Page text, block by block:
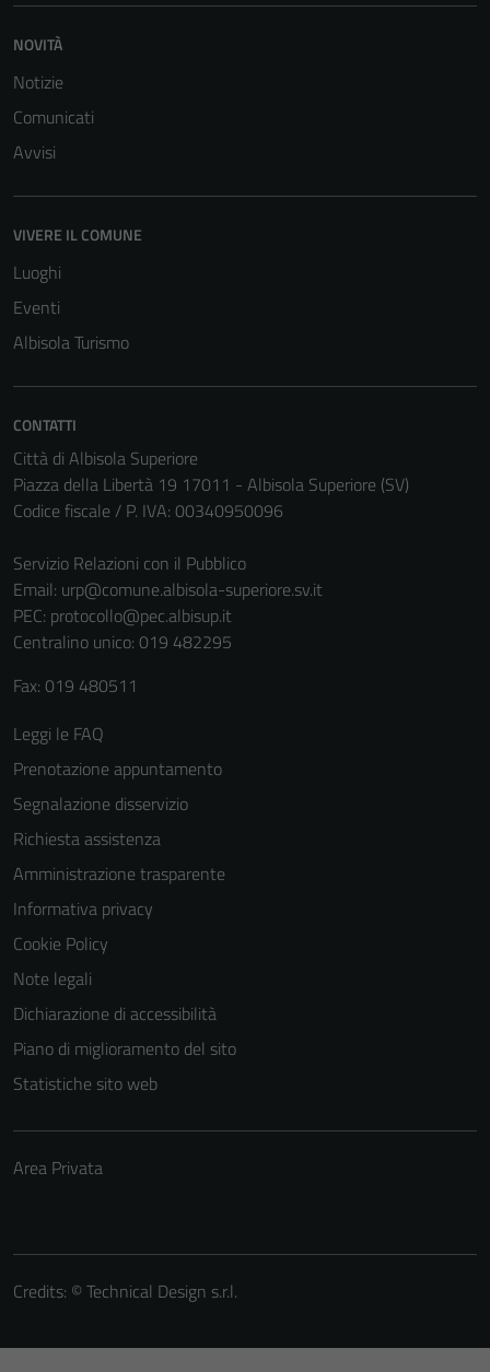
NOVITÀ
Notizie
Comunicati
Avvisi
VIVERE IL COMUNE
Luoghi
Eventi
Albisola Turismo
CONTATTI
Città di Albisola Superiore
Piazza della Libertà 19 17011 - Albisola Superiore (SV)
Codice fiscale / P. IVA: 00340950096
Servizio Relazioni con il Pubblico
Email: urp@comune.albisola-superiore.sv.it
PEC: protocollo@pec.albisup.it
Centralino unico: 019 482295
Fax: 019 480511
Leggi le FAQ
Prenotazione appuntamento
Segnalazione disservizio
Richiesta assistenza
Amministrazione trasparente
Informativa privacy
Cookie Policy
Note legali
Dichiarazione di accessibilità
Piano di miglioramento del sito
Statistiche sito web
Area Privata
Credits: ©Technical Design s.r.l.